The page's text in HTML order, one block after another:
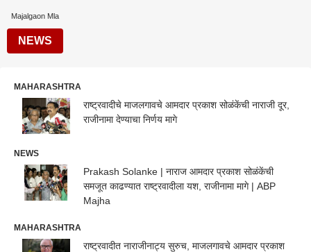
Majalgaon Mla
NEWS
MAHARASHTRA
राष्ट्रवादीचे माजलगावचे आमदार प्रकाश सोळंकेंची नाराजी दूर,
राजीनामा देण्याचा निर्णय मागे
NEWS
Prakash Solanke | नाराज आमदार प्रकाश सोळंकेंची
समजूत काढण्यात राष्ट्रवादीला यश, राजीनामा मागे | ABP
Majha
MAHARASHTRA
राष्ट्रवादीत नाराजीनाट्य सुरुच, माजलगावचे आमदार प्रकाश